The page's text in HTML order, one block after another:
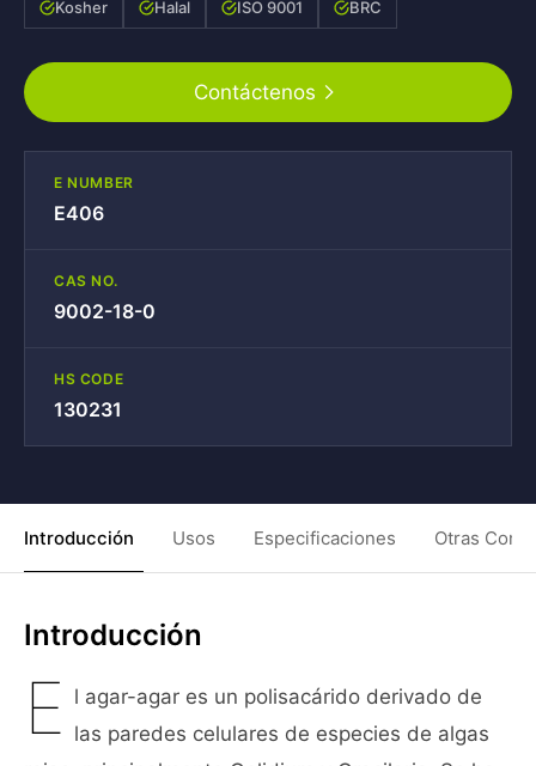
Kosher Halal ISO 9001 BRC
Contáctenos
E NUMBER
E406
CAS NO.
9002-18-0
HS CODE
130231
Introducción Usos Especificaciones Otras
Introducción
E l agar-agar es un polisacárido derivado de
las paredes celulares de especies de algas